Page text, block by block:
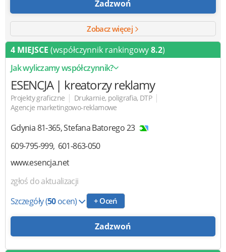
Zadzwoń
Zobacz więcej
4 MIEJSCE (współczynnik rankingowy8.2)
Jak wyliczamy współczynnik?
ESENCJA | kreatorzy reklamy
Projekty graficzne | Drukarnie, poligrafia, DTP |
Agencje marketingowo-reklamowe
Gdynia81-365,Stefana Batorego 23
609-795-999 601-863-050
www.esencja.net
zgłoś do aktualizacji
Szczegóły(50ocen) + Oceń
Zadzwoń